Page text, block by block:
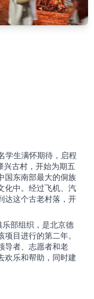
学生满怀期待，启程
古村，开始为期五
国东南部最大的侗族
化中。经过飞机、汽
达这个古老村落，开
部组织，是北京德
目进行的第二年。
导者、志愿者和老
欢乐和帮助，同时建